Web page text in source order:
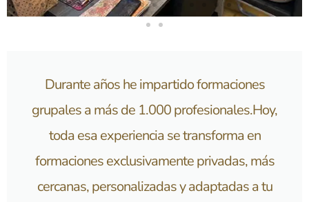
Durante años he impartido formaciones
grupales a más de 1.000 profesionales.Hoy,
toda esa experiencia se transforma en
formaciones exclusivamente privadas, más
cercanas, personalizadas y adaptadas a tu